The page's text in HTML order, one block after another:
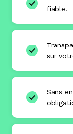
fiable.
sur
Sans